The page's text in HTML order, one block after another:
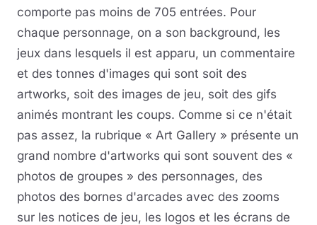
comporte pas moins de 705 entrées. Pour
chaque personnage, on a son background, les
jeux dans lesquels il est apparu, un commentaire
et des tonnes d'images qui sont soit des
artworks, soit des images de jeu, soit des gifs
animés montrant les coups. Comme si ce n'était
pas assez, la rubrique « Art Gallery » présente un
grand nombre d'artworks qui sont souvent des «
photos de groupes » des personnages, des
photos des bornes d'arcades avec des zooms
sur les notices de jeu, les logos et les écrans de